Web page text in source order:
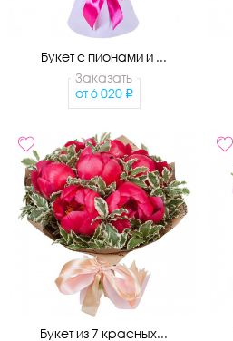
Букет с пионами и ...
Заказать
от 6 020
Букет из 7 красных...